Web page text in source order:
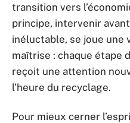
transition vers
principe, intervenir
inéluctable, se joue
maîtrise : chaque étape
reçoit une attention
l’heure du recyclage.
Pour mieux cerner